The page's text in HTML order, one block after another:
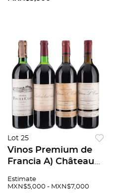
Lot 25
Vinos Premium de
Francia A) Château
B) Château L'escart
Estimate
MXN$5,000 - MXN$7,000